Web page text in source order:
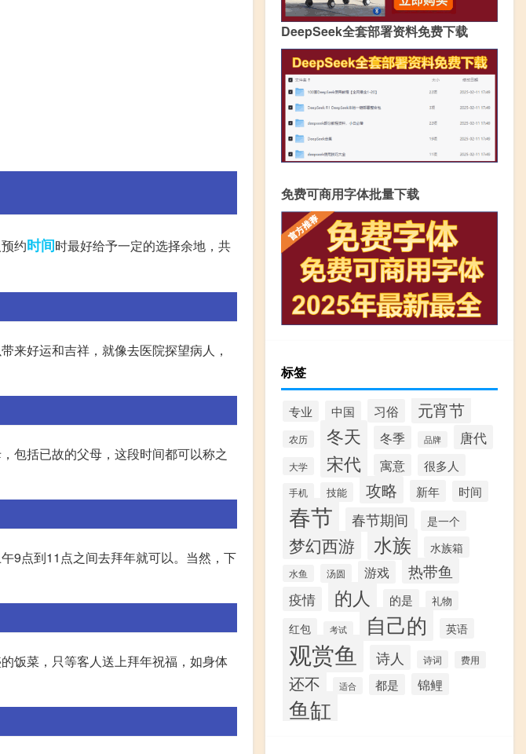
约时间时最好给予一定的选择余地，共
来好运和吉祥，就像去医院探望病人，
包括已故的父母，这段时间都可以称之
9点到11点之间去拜年就可以。当然，下
饭菜，只等客人送上拜年祝福，如身体
DeepSeek全套部署资料免费下载
免费可商用字体批量下载
标签
专业 中国 习俗 元宵节
农历 冬天 冬季 品牌 唐代
大学 宋代 寓意 很多人
手机 技能 攻略 新年 时间
春节 春节期间 是一个
梦幻西游 水族 水族箱
水鱼 汤圆 游戏 热带鱼
疫情 的人 的是 礼物
红包 考试 自己的 英语
观赏鱼 诗人 诗词 费用
还不 适合 都是 锦鲤
鱼缸